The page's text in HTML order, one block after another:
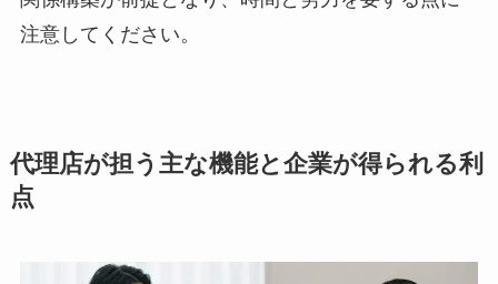
注意してください。
代理店が担う主な機能と企業が得られる利
点